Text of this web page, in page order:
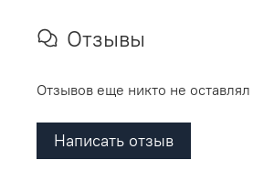
Отзывы
Отзывов еще никто не оставлял
Написать отзыв